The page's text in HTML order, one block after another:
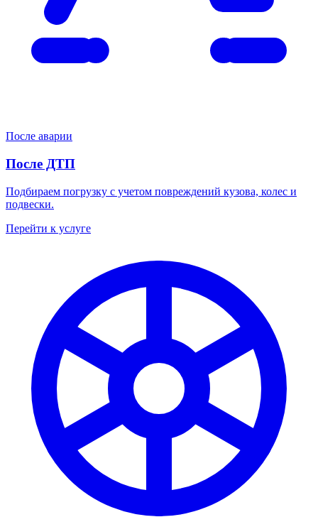
После аварии
После ДТП
Подбираем погрузку с учетом повреждений кузова, колес и
подвески.
Перейти к услуге